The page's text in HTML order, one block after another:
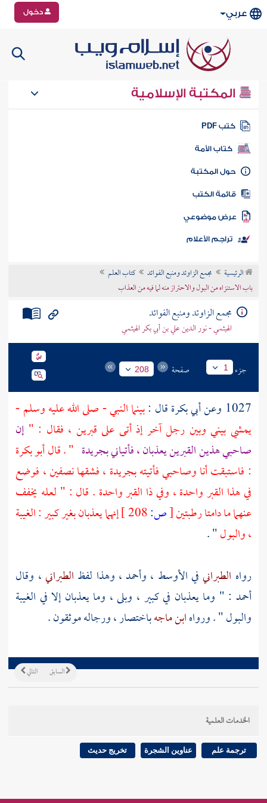
عربي دخول
المكتبة الإسلامية
كتب PDF
كتاب الأمة
المكتبة
الكتب
موضوعي
تراجم الأعلام
الرئيسية مجمع الزاوئد ومنبع الفوائد
كتاب العلم
باب الاستنزاه من البول والاحتراز منه لما فيه من العذاب
مجمع الزاوئد ومنبع الفوائد
الهيثمي - نور الدين علي بن أبي بكر الهيثمي
جزء 1 صفحة 208
1027 وعن أبي بكرةقال :بينما النبي - صلى الله عليه وسلم -
يمشي بيني وبين رجل آخر إذ أتى على قبرين ، فقال : "إن
صاحبي هذين القبرين يعذبان ، فأتياني بجريدة " . قالأبو بكرة
: فاستبقت أنا وصاحبي فأتيته بجريدة ، فشقها نصفين ، فوضع
في هذا القبر واحدة ، وفي ذا القبر واحدة . قال : " لعله يخفف
عنهما ما دامتا رطبتين[ص:
إنهما يعذبان بغير كبير : الغيبة
، والبول" .
رواه الطبرانيفي الأوسط ، وأحمد، وهذا لفظ الطبراني، وقال
أحمد : " وما يعذبان في كبير ، وبلى ، وما يعذبان إلا في الغيبة
والبول " . ورواهابن ماجهباختصار ، ورجاله موثقون .
التالي السابق
الخدمات العلمية
ترجمة علم عناوين الشجرة تخريج حديث